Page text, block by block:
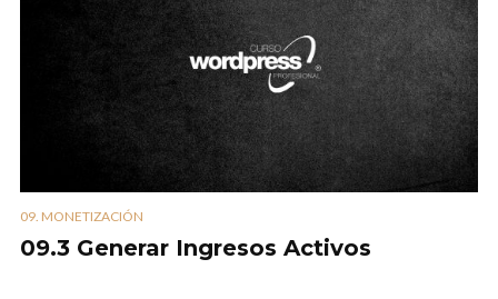
09. MONETIZACIÓN
09.3 Generar Ingresos Activos